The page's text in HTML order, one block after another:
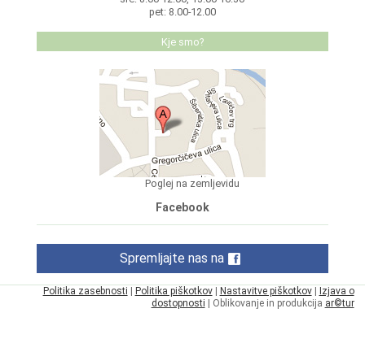
pet: 8.00-12.00
Kje smo?
Poglej na zemljevidu
Facebook
Spremljajte nas na
Politika zasebnosti | Politika piškotkov| Nastavitve piškotkov| Izjava o
dostopnosti | Oblikovanje in produkcija ar©tur